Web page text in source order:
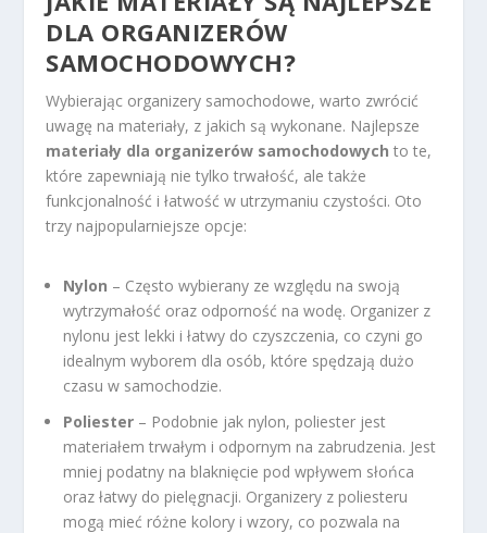
DLA ORGANIZERÓW
SAMOCHODOWYCH?
Wybierając organizery samochodowe, warto zwrócić
uwagę na materiały, z jakich są wykonane. Najlepsze
materiały dla organizerów samochodowych to te,
które zapewniają nie tylko trwałość, ale także
funkcjonalność i łatwość w utrzymaniu czystości. Oto
trzy najpopularniejsze opcje:
Nylon – Często wybierany ze względu na swoją
wytrzymałość oraz odporność na wodę. Organizer z
nylonu jest lekki i łatwy do czyszczenia, co czyni go
idealnym wyborem dla osób, które spędzają dużo
czasu w samochodzie.
Poliester – Podobnie jak nylon, poliester jest
materiałem trwałym i odpornym na zabrudzenia. Jest
mniej podatny na blaknięcie pod wpływem słońca
oraz łatwy do pielęgnacji. Organizery z poliesteru
mogą mieć różne kolory i wzory, co pozwala na